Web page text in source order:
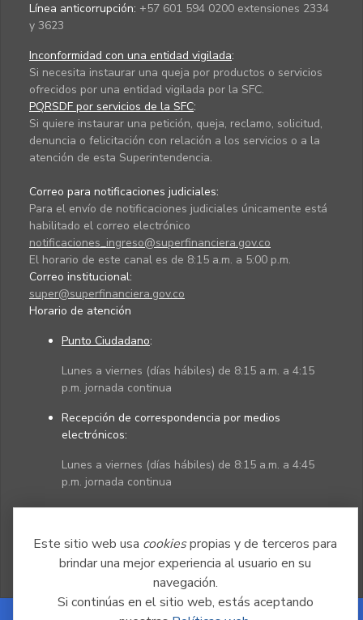
Este sitio web usa cookiespropias y de terceros para
brindar una mejor experiencia al usuario en su
navegación.
Si continúas en el sitio web, estás aceptando
Línea anticorrupción: +57 601 594 0200 extensiones 2334
y 3623
Inconformidad con una entidad vigilada:
Si necesita instaurar una queja por productos o servicios
ofrecidos por una entidad vigilada por la SFC.
PQRSDF por servicios de la SFC:
Si quiere instaurar una petición, queja, reclamo, solicitud,
denuncia o felicitación con relación a los servicios o a la
atención de esta Superintendencia.
Correo para notificaciones judiciales:
Para el envío de notificaciones judiciales únicamente está
habilitado el correo electrónico
notificaciones_ingreso@superfinanciera.gov.co
El horario de este canal es de 8:15 a.m. a 5:00 p.m.
Correo institucional:
super@superfinanciera.gov.co
Horario de atención
Punto Ciudadano:
Lunes a viernes (días hábiles) de 8:15 a.m. a 4:15
p.m. jornada continua
Recepción de correspondencia por medios
electrónicos:
Lunes a viernes (días hábiles) de 8:15 a.m. a 4:45
p.m. jornada continua